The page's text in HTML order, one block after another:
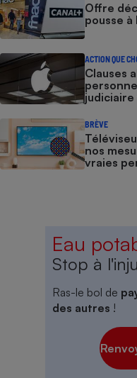
Offre
pousse à
ACTION QUE
Clauses
judiciaire
BRÈVE
nos
vraies
Eau
Stop à
Ras-le bol de
des autres !